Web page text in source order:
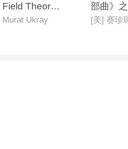
Field Theory:
"An Approach
Murat Ukray
部曲》
文版)
[美] 赛珍